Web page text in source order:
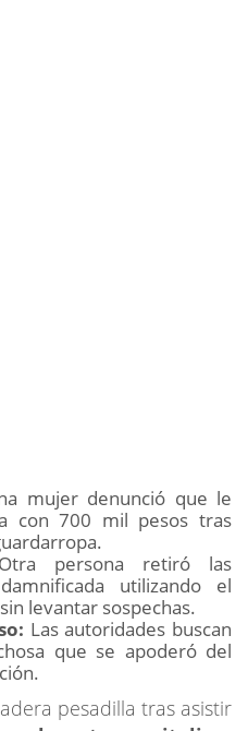
mujer denunció que le
con 700 mil pesos tras
persona retiró las
utilizando el
levantar sospechas.
Las autoridades buscan
que se apoderó del
pesadilla tras asistir